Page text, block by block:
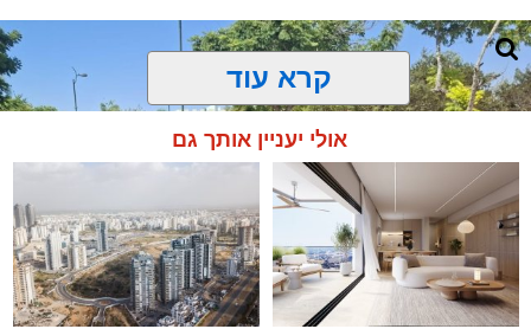
קרא עוד
אולי יעניין אותך גם